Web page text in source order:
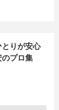
とりが安心
のプロ集